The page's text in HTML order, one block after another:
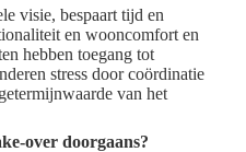
visie, bespaart tijd en
en wooncomfort en
hebben toegang tot
stress door coördinatie
van het
over doorgaans?